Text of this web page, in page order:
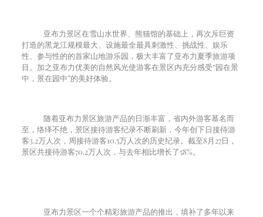
亚布力景区在雪山水世界、熊猫馆的基础上，再次斥巨资
打造的黑龙江规模最大、设施最全最具刺激性、挑战性、娱乐
性、参与性的的首家山地游乐园，极大丰富了亚布力夏季旅游项
目。加之亚布力优美的自然风光使游客在景区内充分感受“园在景
中，景在园中”的美好体验。
随着亚布力景区旅游产品的日渐丰富，省内外游客慕名而
至，络绎不绝，景区接待游客纪录不断刷新，今年创下日接待游
客3.2万人次，周接待游客10.5万人次的历史纪录。截至8月27日，
景区共接待游客70.2万人次，与去年相比增长了58%。
亚布力景区一个个精彩旅游产品的推出，填补了多年以来